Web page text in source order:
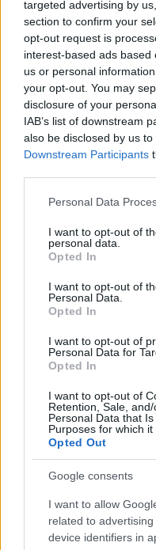
targeted advertising by
section to confirm your
opt-out request is
interest-based ads
us or personal
your opt-out. You may
disclosure of your
IAB’s list of downstream
also be disclosed by us
Downstream Participants
Please note that this
not limited to your visit or
grant or deny consent to
use your data for below
consent section.
Personal Data
I want to opt-out of
personal data.
Opted In
I want to opt-out of
Personal Data.
Opted In
I want to opt-out of
Personal Data for
Opted In
I want to opt-out of
Retention, Sale,
Personal Data that
Purposes for which it
Opted Out
Google consents
I want to allow
related to
device identifiers in
Όροι Χρήσης. Το site
Πολιτική Απορρήτου&
ΑΠΑΝΤΗΣΕΙΣ
ΕΠΑΛ 2018
ΘΕΜΑΤΑ
Share:
Ακολουθήστε το
ενημερωθείτε πρώτοι
τελευταία νέα
της ημέρας